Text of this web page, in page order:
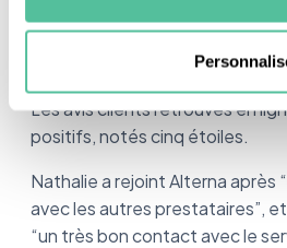
Les avis clients
Les avis clients retrouvés en
positifs, notés cinq étoiles.
Nathalie a rejoint Alterna après
avec les autres prestataires”,
“un très bon contact avec le